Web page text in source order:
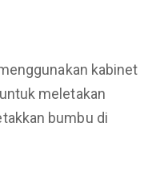
kabinet
meletakan
bumbu di